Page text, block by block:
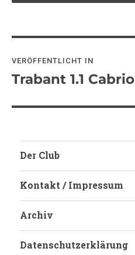
VERÖFFENTLICHT IN
Trabant 1.1 Cabrio
Der Club
Kontakt / Impressum
Archiv
Datenschutzerklärung